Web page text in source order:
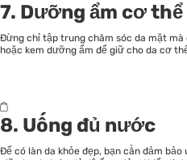
7. Dưỡng ẩm cơ thể
Đừng chỉ tập trung chăm sóc da mặt
hoặc kem dưỡng ẩm để giữ cho da cơ
8. Uống đủ nước
Để có làn da khỏe đẹp, bạn cần đảm